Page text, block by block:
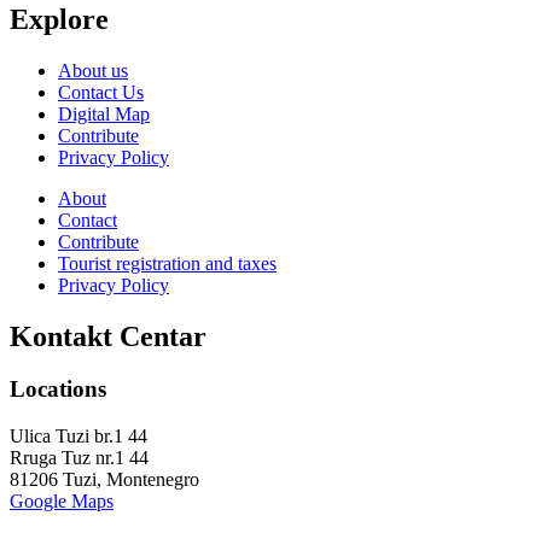
Explore
About us
Contact Us
Digital Map
Contribute
Privacy Policy
About
Contact
Contribute
Tourist registration and taxes
Privacy Policy
Kontakt Centar
Locations
Ulica Tuzi br.1 44
Rruga Tuz nr.1 44
81206 Tuzi, Montenegro
Google Maps